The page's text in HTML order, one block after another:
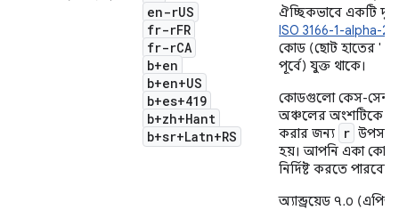
en-rUS
fr-rFR
fr-rCA
b+en
b+en+US
b+es+419
b+zh+Hant
b+sr+Latn+RS
ঐচ্ছিকভাবে একটি
ISO 3166-1-alpha-2
কোড (ছোট হাতের '
পূর্বে) যুক্ত থাকে।
কোডগুলো কেস-
অঞ্চলের অংশটিকে
করার জন্য
r
হয়। আপনি একা
নির্দিষ্ট করতে পারবেন
অ্যান্ড্রয়েড ৭.০